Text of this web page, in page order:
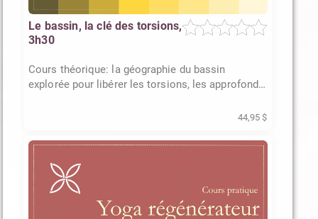
Le bassin, la clé des torsions,
3h30
Cours théorique: la géographie du bassin
explorée pour libérer les torsions, les approfondir
44,95 $